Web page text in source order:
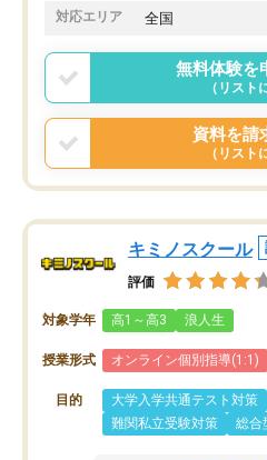
でした。
言う事で講師変更の申し出があ
まりに短期での変更だった為、
う事にして退会しました。遅れ
戻せ、授業内容や講師の方は良
と思います。
対応エリア 全国
無料体験を
（リスト
資料を請
（リスト
キミノスクール
評価
対象学年 高1～高3 浪人生
授業形式 オンライン個別指導(1:1)
目的 大学入学共通テスト対策
難関私立受験対策
総合